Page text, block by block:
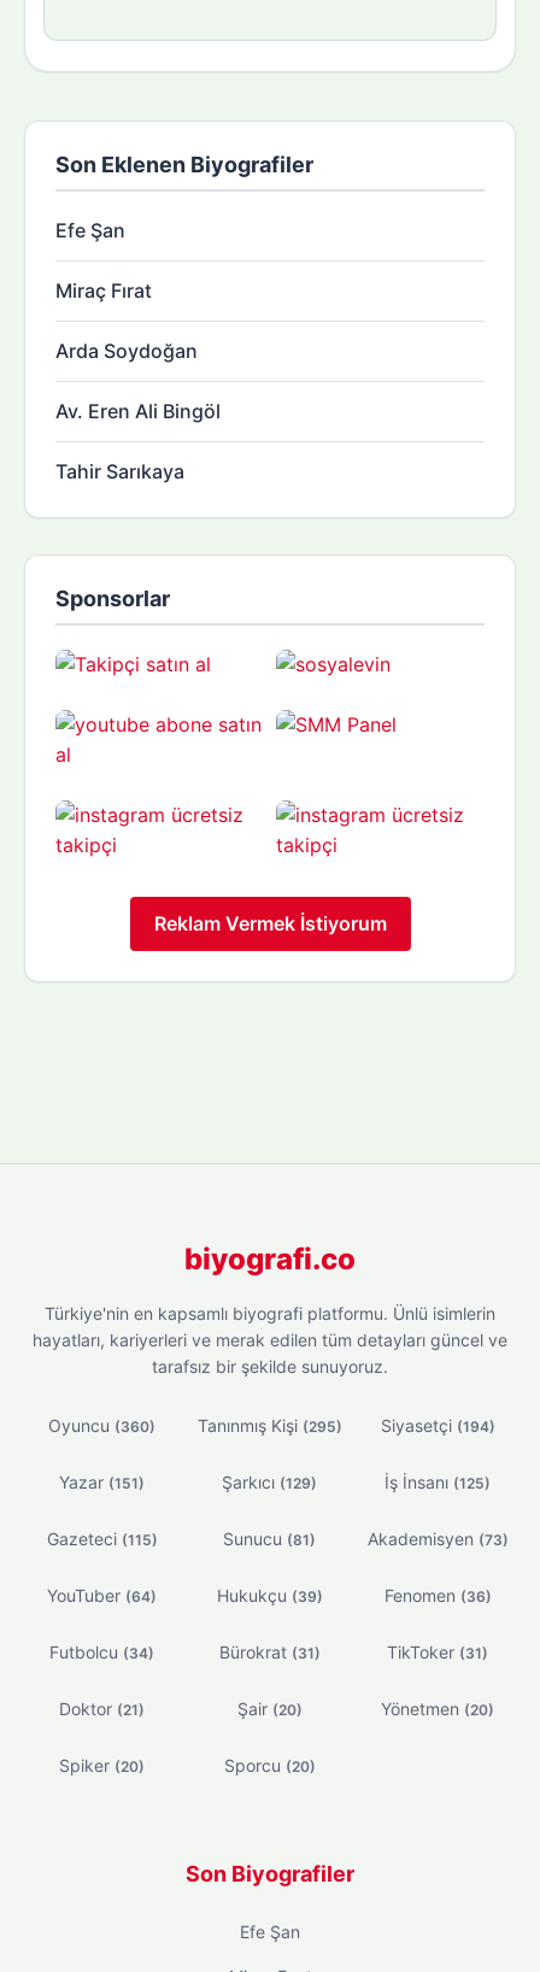
Son Eklenen Biyografiler
Efe Şan
Miraç Fırat
Arda Soydoğan
Av. Eren Ali Bingöl
Tahir Sarıkaya
Sponsorlar
Reklam Vermek İstiyorum
biyografi.co
Türkiye'nin en kapsamlı biyografi platformu. Ünlü isimlerin
hayatları, kariyerleri ve merak edilen tüm detayları güncel ve
tarafsız bir şekilde sunuyoruz.
Oyuncu (360) Tanınmış Kişi (295) Siyasetçi (194)
Yazar (151) Şarkıcı (129) İş İnsanı (125)
Gazeteci (115) Sunucu (81) Akademisyen (73)
YouTuber (64) Hukukçu (39) Fenomen (36)
Futbolcu (34) Bürokrat (31) TikToker (31)
Doktor (21) Şair (20) Yönetmen (20)
Spiker (20) Sporcu (20)
Son Biyografiler
Efe Şan